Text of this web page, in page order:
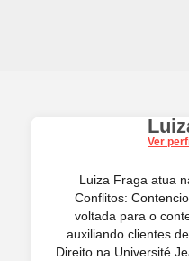
Ver
Luiza Fraga atua
Conflitos:
voltada para o
auxiliando clientes
Direito na Université